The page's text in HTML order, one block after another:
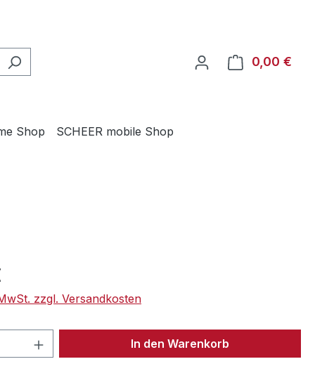
0,00 €
Shop SCHEER mobile Shop
zzgl. Versandkosten
Anzahl: Gib den gewünschten Wert
In den Warenkorb